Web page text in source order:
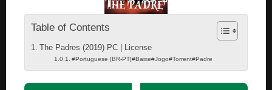
Table of Contents
The Padres (2019) PC | License
#Portuguese [BR-PT]#Baixe#Jogo#Torrent#Padre